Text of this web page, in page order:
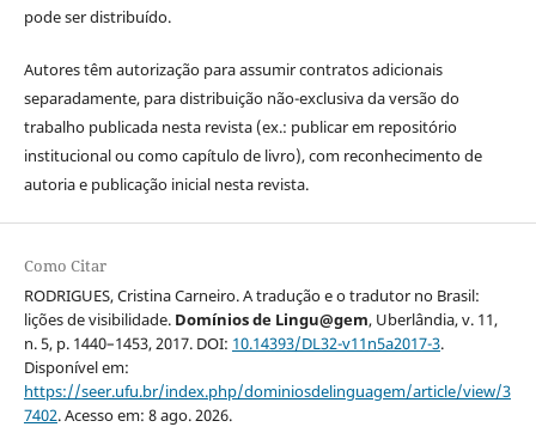
pode ser distribuído.
Autores têm autorização para assumir contratos adicionais
separadamente, para distribuição não-exclusiva da versão do
trabalho publicada nesta revista (ex.: publicar em repositório
institucional ou como capítulo de livro), com reconhecimento de
autoria e publicação inicial nesta revista.
Como Citar
RODRIGUES, Cristina Carneiro. A tradução e o tradutor no Brasil:
lições de visibilidade. Domínios de Lingu@gem, Uberlândia, v. 11,
n. 5, p. 1440–1453, 2017. DOI: 10.14393/DL32-v11n5a2017-3.
Disponível em:
https://seer.ufu.br/index.php/dominiosdelinguagem/article/view/3
7402. Acesso em: 8 ago. 2026.